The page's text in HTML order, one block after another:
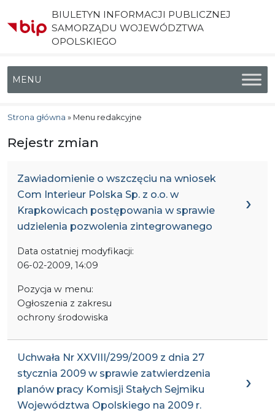
BIULETYN INFORMACJI PUBLICZNEJ
SAMORZĄDU WOJEWÓDZTWA
OPOLSKIEGO
Menu główne
Strona główna » Menu redakcyjne
Rejestr zmian
Zawiadomienie o wszczęciu na wniosek
Com Interieur Polska Sp. z o.o. w
Krapkowicach postępowania w sprawie
udzielenia pozwolenia zintegrowanego
Data ostatniej modyfikacji:
06-02-2009, 14:09
Pozycja w menu:
Ogłoszenia z zakresu
ochrony środowiska
Uchwała Nr XXVIII/299/2009 z dnia 27
stycznia 2009 w sprawie zatwierdzenia
planów pracy Komisji Stałych Sejmiku
Województwa Opolskiego na 2009 r.